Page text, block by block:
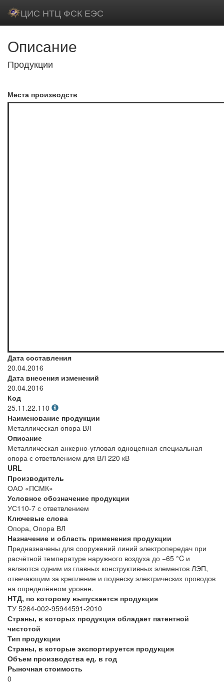
ЦИС НТЦ ФСК ЕЭС
Описание
Продукции
Места производств
Дата составления
20.04.2016
Дата внесения изменений
20.04.2016
Код
25.11.22.110
Наименование продукции
Металлическая опора ВЛ
Описание
Металлическая анкерно-угловая одноцепная специальная
опора с ответвлением для ВЛ 220 кВ
URL
Производитель
ОАО «ПСМК»
Условное обозначение продукции
УС110-7 с ответвлением
Ключевые слова
Опора, Опора ВЛ
Назначение и область применения продукции
Предназначены для сооружений линий электропередач при
расчётной температуре наружного воздуха до −65 °C и
являются одним из главных конструктивных элементов ЛЭП,
отвечающим за крепление и подвеску электрических проводов
на определённом уровне.
НТД, по которому выпускается продукция
ТУ 5264-002-95944591-2010
Страны, в которых продукция обладает патентной
чистотой
Тип продукции
Страны, в которые экспортируется продукция
Объем производства ед. в год
Рыночная стоимость
0